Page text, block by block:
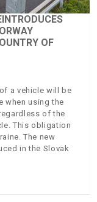
OF
a vehicle will be
when using the
of the
This obligation
The new
in the Slovak